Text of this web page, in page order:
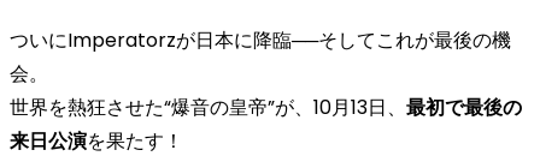
ついにImperatorzが日本に降臨──そしてこれが最後の機
会。
世界を熱狂させた“爆音の皇帝”が、10月13日、 最初で最後の
来日公演を果たす！